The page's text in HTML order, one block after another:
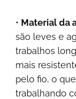
Material da
são leves e
trabalhos
mais
pelo fio, o
trabalhando